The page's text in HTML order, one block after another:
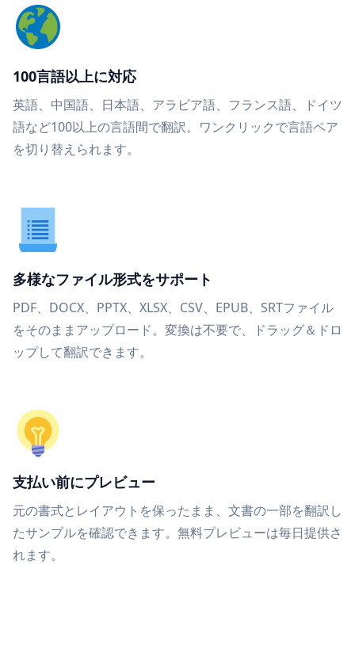
100言語以上に対応
英語、中国語、日本語、アラビア語、フランス語、ドイツ
語など100以上の言語間で翻訳。ワンクリックで言語ペア
を切り替えられます。
多様なファイル形式をサポート
PDF、DOCX、PPTX、XLSX、CSV、EPUB、SRTファイル
をそのままアップロード。変換は不要で、ドラッグ＆ドロ
ップして翻訳できます。
支払い前にプレビュー
元の書式とレイアウトを保ったまま、文書の一部を翻訳し
たサンプルを確認できます。無料プレビューは毎日提供さ
れます。